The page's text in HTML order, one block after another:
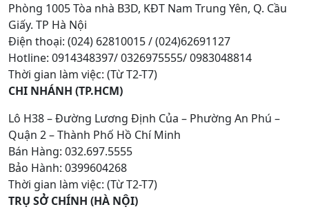
Phòng 1005 Tòa nhà B3D, KĐT Nam Trung Yên, Q. Cầu
Giấy. TP Hà Nội
Điện thoại: (024) 62810015 / (024)62691127
Hotline: 0914348397/ 0326975555/ 0983048814
Thời gian làm việc: (Từ T2-T7)
CHI NHÁNH (TP.HCM)
Lô H38 – Đường Lương Định Của – Phường An Phú –
Quận 2 – Thành Phố Hồ Chí Minh
Bán Hàng: 032.697.5555
Bảo Hành: 0399604268
Thời gian làm việc: (Từ T2-T7)
TRỤ SỞ CHÍNH (HÀ NỘI)